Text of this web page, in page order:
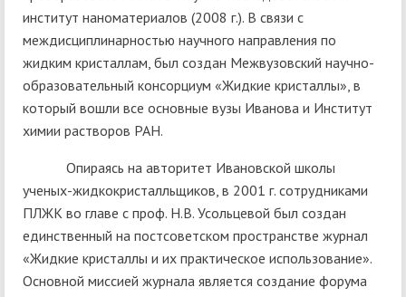
институт наноматериалов (2008 г.). В связи с
междисциплинарностью научного направления по
жидким кристаллам, был создан Межвузовский научно-
образовательный консорциум «Жидкие кристаллы», в
который вошли все основные вузы Иванова и Институт
химии растворов РАН.
Опираясь на авторитет Ивановской школы
ученых-жидкокристалльщиков, в 2001 г. сотрудниками
ПЛЖК во главе с проф. Н.В. Усольцевой был создан
единственный на постсоветском пространстве журнал
«Жидкие кристаллы и их практическое использование».
Основной миссией журнала является создание форума